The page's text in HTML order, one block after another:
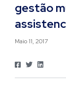
gestão
Maio 11, 2017